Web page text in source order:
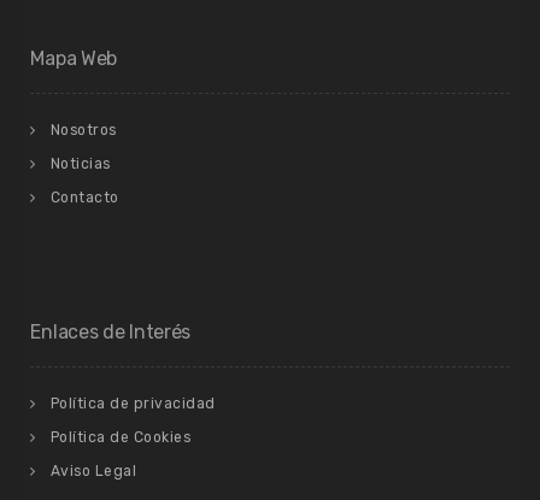
Mapa Web
Nosotros
Noticias
Contacto
Enlaces de Interés
Política de privacidad
Política de Cookies
Aviso Legal